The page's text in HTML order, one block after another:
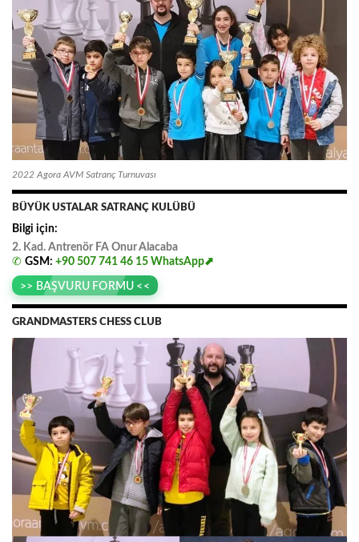
2022 Agora AVM Satranç Turnuvası
BÜYÜK USTALAR SATRANÇ KULÜBÜ
Bilgi için:
2. Kad. Antrenör FA Onur.Alacaba
✆ GSM: +90 507 741 46 15 WhatsApp⬈
>> BAŞVURU FORMU <<
GRANDMASTERS CHESS CLUB